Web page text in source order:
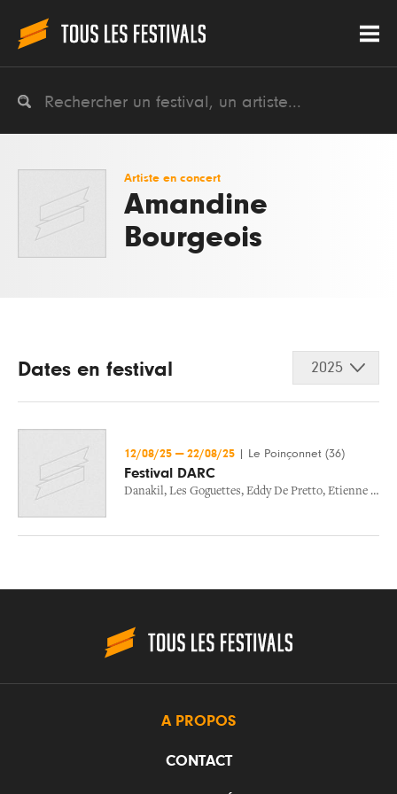
Artiste en concert
Amandine
Bourgeois
Dates en festival 2025
12/08/25 — 22/08/25 Le Poinçonnet (36)
Festival DARC
Danakil, Les Goguettes, Eddy De Pretto, Etienne De Crecy
A PROPOS
CONTACT